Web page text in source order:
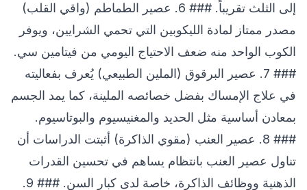
إلى الثلث تقريباً. ### 6. عصير الطماطم (واقي القلب)
مصدر ممتاز لمادة الليكوبين التي تحمي الشرايين، ويوفر
الكوب الواحد منه ضعف الاحتياج اليومي من فيتامين سي.
### 7. عصير البرقوق (الملين الطبيعي) يُعرف بفعاليته
في علاج الإمساك بفضل خصائصه الملينة، كما يمد الجسم
بمعادن أساسية مثل الحديد والمغنيسيوم والبوتاسيوم.
### 8. عصير العنب (مقوي الذاكرة) أثبتت الدراسات أن
تناول عصير العنب بانتظام يساهم في تحسين القدرات
الذهنية ووظائف الذاكرة، خاصة لدى كبار السن. ### 9.